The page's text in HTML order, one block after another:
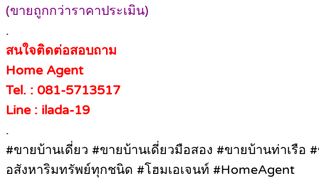
(ขายถูกกว่าราคาประเมิน)
.
สนใจติดต่อสอบถาม
Home Agent
Tel. : 081-5713517
Line : ilada-19
.
#ขายบ้านเดี่ยว #ขายบ้านเดี่ยวมือสอง #ขายบ้านท่าเรื
อสังหาริมทรัพย์ทุกชนิด #โฮมเอเจนท์ #HomeAgent